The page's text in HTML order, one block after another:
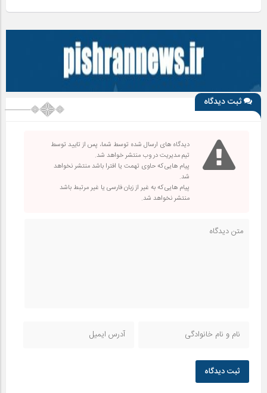
ثبت دیدگاه
دیدگاه های ارسال شده توسط شما، پس از تایید توسط
تیم مدیریت در وب منتشر خواهد شد.
پیام هایی که حاوی تهمت یا افترا باشد منتشر نخواهد
شد.
پیام هایی که به غیر از زبان فارسی یا غیر مرتبط باشد
منتشر نخواهد شد.
ثبت دیدگاه